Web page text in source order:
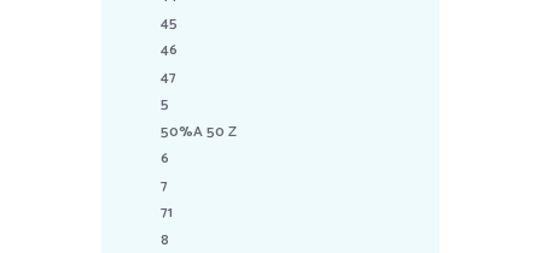
45
46
47
5
50%A 50 Z
6
7
71
8